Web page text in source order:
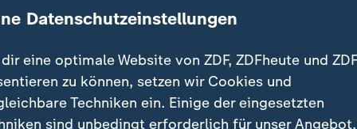
Datenschutzeinstellungen
eine optimale Website von ZDF, ZDFheute und
zu können, setzen wir Cookies und
Techniken ein. Einige der eingesetzten
sind unbedingt erforderlich für unser